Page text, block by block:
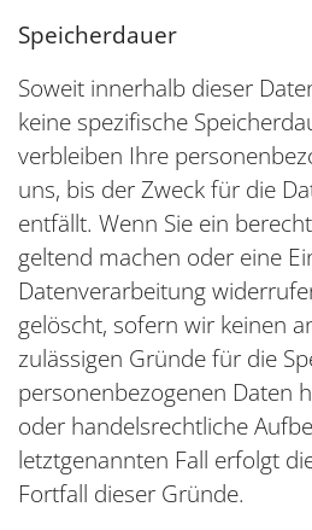
Speicherdauer
Soweit innerhalb dieser
keine spezifische
verbleiben Ihre
uns, bis der Zweck für die
entfällt. Wenn Sie ein
geltend machen oder eine
Datenverarbeitung
gelöscht, sofern wir keinen
zulässigen Gründe für die
personenbezogenen Daten
oder handelsrechtliche
letztgenannten Fall erfolgt
Fortfall dieser Gründe.